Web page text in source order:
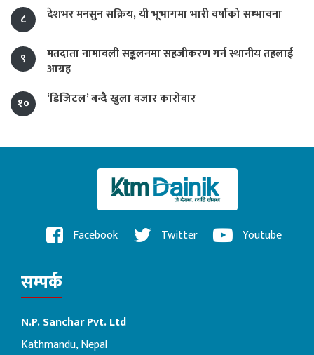
८
देशभर मनसुन सक्रिय, यी भूभागमा भारी वर्षाको सम्भावना
९
मतदाता नामावली सङ्कलनमा सहजीकरण गर्न स्थानीय तहलाई
आग्रह
१०
‘डिजिटल’ बन्दै खुला बजार कारोबार
Facebook Twitter Youtube
सम्पर्क
N.P. Sanchar Pvt. Ltd
Kathmandu, Nepal